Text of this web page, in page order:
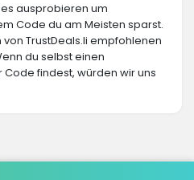
ausprobieren um
Code du am Meisten sparst.
TrustDeals.li empfohlenen
du selbst einen
findest, würden wir uns